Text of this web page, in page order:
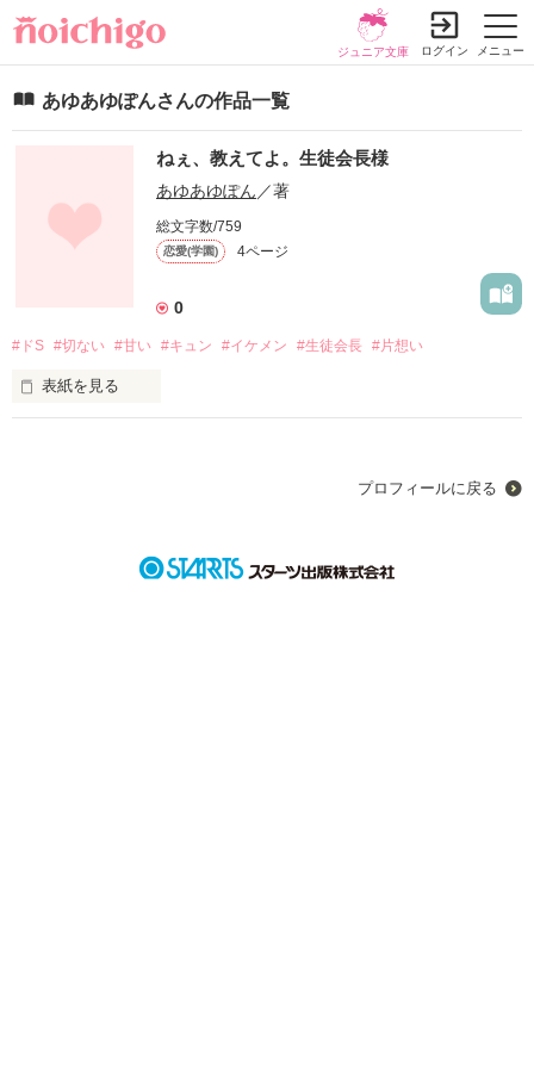
メニュー
ジュニア文庫 ログイン
あゆあゆぽんさんの作品一覧
ねぇ、教えてよ。生徒会長様
あゆあゆぽん ／著
総文字数/759
恋愛(学園) 4ページ
0
#ドS #切ない #甘い #キュン #イケメン #生徒会長 #片想い
表紙を見る
イケメンで勉強もできちゃうパーフェクトヒューマン
プロフィールに戻る